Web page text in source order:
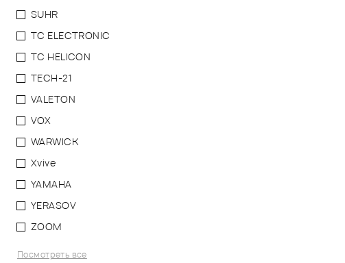
SUHR
TC ELECTRONIC
TC HELICON
TECH-21
VALETON
VOX
WARWICK
Xvive
YAMAHA
YERASOV
ZOOM
Посмотреть все